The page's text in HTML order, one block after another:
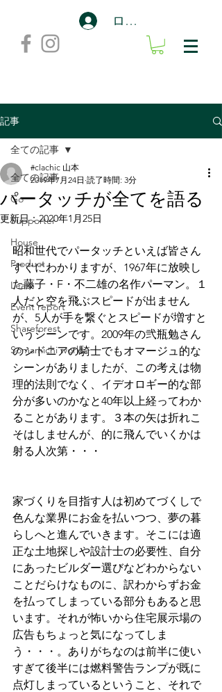
ログイン
記事
全ての記事
Go
Supporter
House
Product
Learn
Event report
Shareforest
Somamichi works
全ての記事
パータッチが全てを語る
#clachic 山本
2019年7月24日 読了時間: 3分
更新日：2020年1月25日
昭和世代でパータッチといえば皆さん
すぐにわかりますが、1967年に放映し
た藤子・F・不二雄の名作パーマン。１
人だと空を飛ぶスピードが出ません
が、5人が手を繋ぐとスピードが増すと
いうシーンです。2009年の弐瓶勉さん
のシドニアの騎士でもオマージュ的な
シーンがありましたが、この考えは物
理的法則でなく、イデオロギー的な部
分が多いのかなと40年以上経ってわか
ることがあります。３本の矢は折れこ
そはしませんが、的に飛んでいくかは
射る人次第・・・
家づくりを目指す人は初めてづくしで
色んな業界にお金を払いつつ、夢の暮
らしへと進んでいきます。そこには適
正な土地探しや設計士の必要性、自分
にあったビルダー選びなどわからない
ことだらけなものに、訳わからずお金
を払ってしまっている部分もあると思
います。それが怖いから住宅展示場の
広告もちょっと気になってしま
う・・・。ありがちなのは前半に使い
すぎて後半には燃料警告ランプが既に
点灯しまっているということ、それで